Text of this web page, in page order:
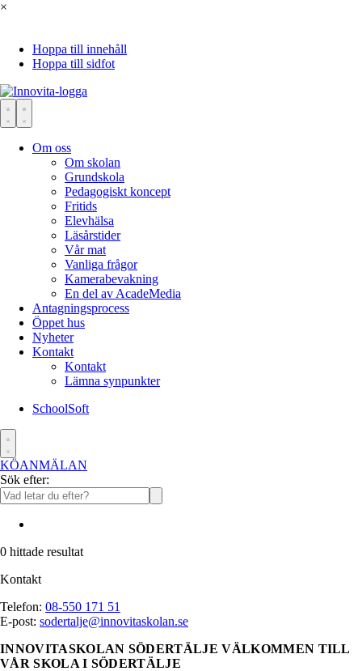
×
Hoppa till innehåll
Hoppa till sidfot
Om oss
Om skolan
Grundskola
Pedagogiskt koncept
Fritids
Elevhälsa
Läsårstider
Vår mat
Vanliga frågor
Kamerabevakning
En del av AcadeMedia
Antagningsprocess
Öppet hus
Nyheter
Kontakt
Kontakt
Lämna synpunkter
SchoolSoft
KÖANMÄLAN
Sök efter:
0 hittade resultat
Kontakt
Telefon: 08-550 171 51
E-post: sodertalje@innovitaskolan.se
INNOVITASKOLAN SÖDERTÄLJEVÄLKOMMEN TILL
VÅR SKOLA I SÖDERTÄLJE